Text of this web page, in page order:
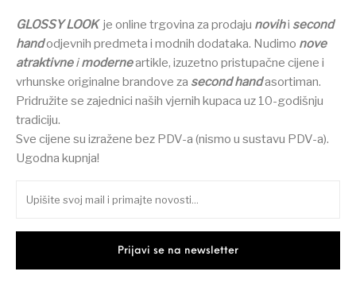
GLOSSY LOOK je online trgovina za prodaju novihi second
handodjevnih predmeta i modnih dodataka. Nudimo nove
atraktivneimoderneartikle, izuzetno pristupačne cijene i
vrhunske originalne brandove za second handasortiman.
Pridružite se zajednici naših vjernih kupaca uz 10-godišnju
tradiciju.
Sve cijene su izražene bez PDV-a (nismo u sustavu PDV-a).
Ugodna kupnja!